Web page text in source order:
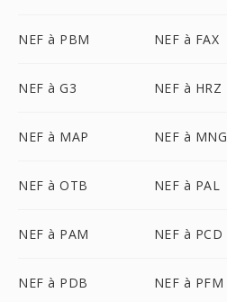
NEF à PBM NEF à FAX
NEF à G3 NEF à HRZ
NEF à MAP NEF à MNG
NEF à OTB NEF à PAL
NEF à PAM NEF à PCD
NEF à PDB NEF à PFM